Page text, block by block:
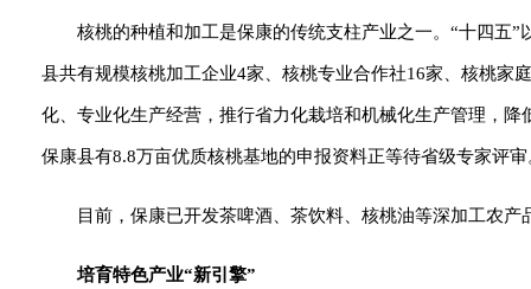
核桃的种植和加工是保康的传统支柱产业之一。“十四五
县共有规模核桃加工企业4家、核桃专业合作社16家、核桃家
化、专业化生产经营，推行省力化栽培和机械化生产管理，
保康县有8.8万亩优质核桃基地的申报资料正等待省级专家评审
目前，保康已开发茶啤酒、茶饮料、核桃油等深加工农
培育特色产业“新引擎”